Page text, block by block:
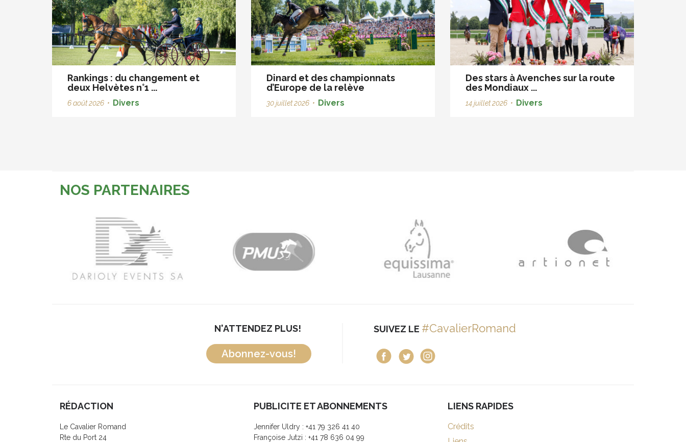
Rankings : du changement et
deux Helvètes n°1 ...
6 août 2026 • Divers
Dinard et des championnats
d’Europe de la relève
30 juillet 2026 • Divers
Des stars à Avenches sur la route
des Mondiaux ...
14 juillet 2026 • Divers
NOS PARTENAIRES
N'ATTENDEZ PLUS!
Abonnez-vous!
SUIVEZ LE #CavalierRomand
RÉDACTION
Le Cavalier Romand
Rte du Port 24
PUBLICITE ET ABONNEMENTS
Jennifer Uldry : +41 79 326 41 40
Françoise Jutzi : +41 78 636 04 99
LIENS RAPIDES
Crédits